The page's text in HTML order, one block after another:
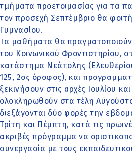
τμήματα προετοιμασίας για τα
τον προσεχή Σεπτέμβριο θα
Γυμνασίου.
Τα μαθήματα θα
του Κοινωνικού Φροντιστηρίου,
κατάστημα Νεάπολης
125, 2ος όροφος), και
ξεκινήσουν στις αρχές Ιουλίου
ολοκληρωθούν στα τέλη
διεξάγονται δύο φορές την
Τρίτη και Πέμπτη, κατά τις
ακριβές πρόγραμμα να
συνεργασία με τους